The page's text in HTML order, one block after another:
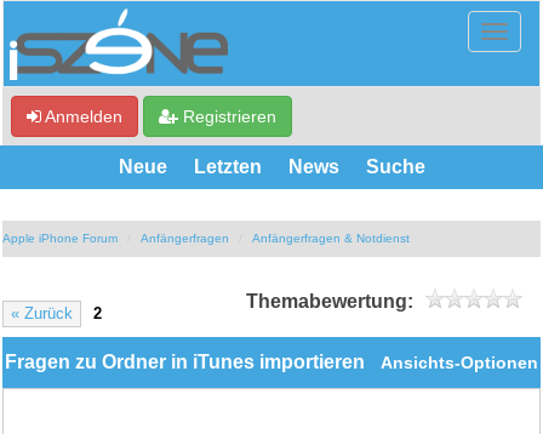
Anmelden Registrieren
Neue Letzten News Suche
Apple iPhone Forum Anfängerfragen Anfängerfragen & Notdienst
« Zurück 2
Themabewertung:
Ansichts-Optionen
Fragen zu Ordner in iTunes importieren